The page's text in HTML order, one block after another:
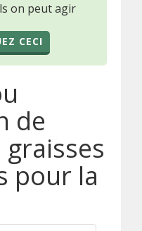
on peut agir
CECI
de
graisses
pour la